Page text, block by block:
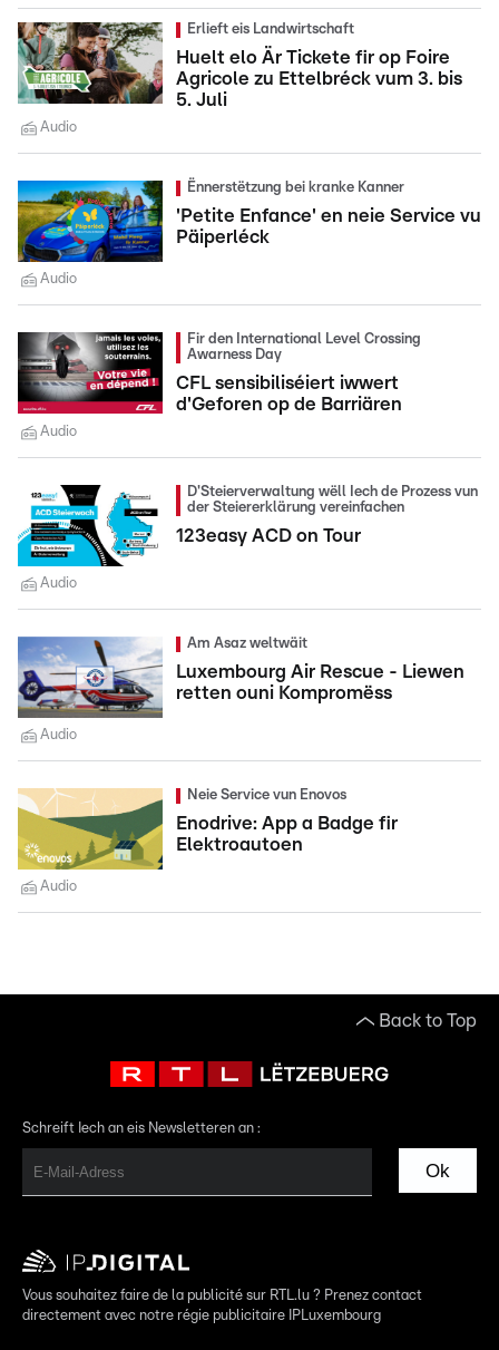
Erlieft eis Landwirtschaft
Huelt elo Är Tickete fir op Foire
Agricole zu Ettelbréck vum 3. bis
5. Juli
Audio
Ënnerstëtzung bei kranke Kanner
'Petite Enfance' en neie Service vu
Päiperléck
Audio
Fir den International Level Crossing
Awarness Day
CFL sensibiliséiert iwwert
d'Geforen op de Barriären
Audio
D'Steierverwaltung wëll Iech de Prozess vun
der Steiererklärung vereinfachen
123easy ACD on Tour
Audio
Am Asaz weltwäit
Luxembourg Air Rescue - Liewen
retten ouni Kompromëss
Audio
Neie Service vun Enovos
Enodrive: App a Badge fir
Elektroautoen
Audio
Back to Top
Schreift Iech an eis Newsletteren an :
Ok
Vous souhaitez faire de la publicité sur RTL.lu ? Prenez contact
directement avec notre régie publicitaire IPLuxembourg